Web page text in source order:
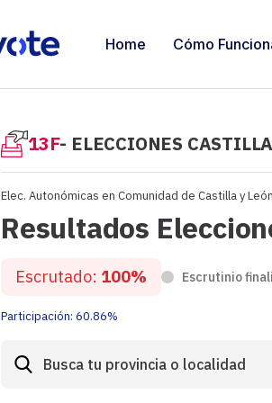
Home Cómo
13F- ELECCIONES
Elec. Autonómicas en Comunidad de Castilla y León
Resultados
Escrutado: 100% Escrutinio
Participación: 60.86%